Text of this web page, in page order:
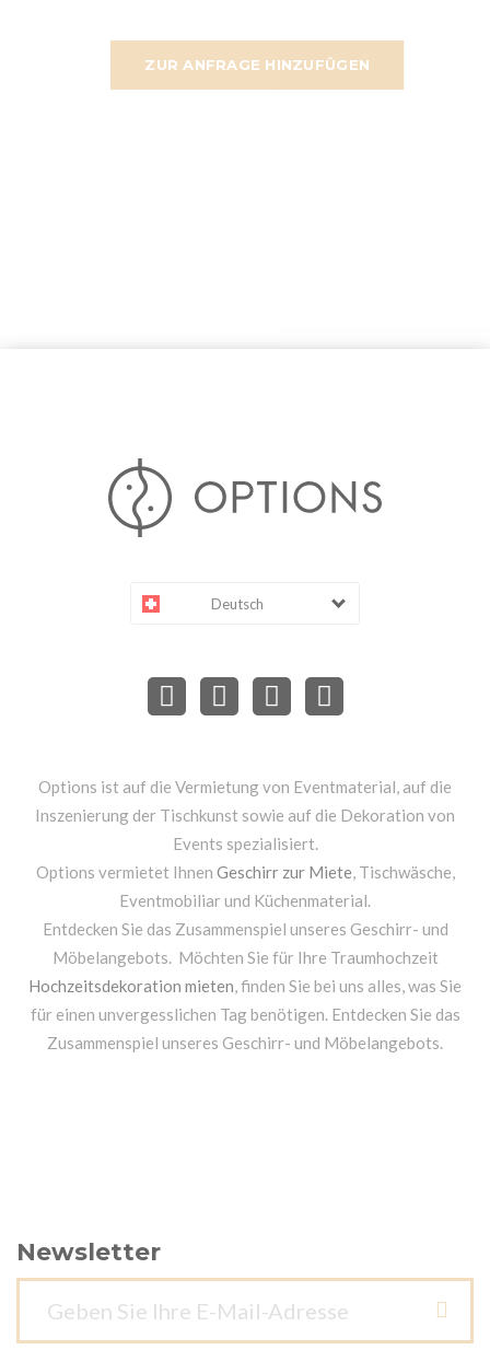
ZUR ANFRAGE HINZUFÜGEN
Deutsch
Options ist auf die Vermietung von Eventmaterial, auf die
Inszenierung der Tischkunst sowie auf die Dekoration von
Events spezialisiert.
Options vermietet Ihnen Geschirr zur Miete, Tischwäsche,
Eventmobiliar und Küchenmaterial.
Entdecken Sie das Zusammenspiel unseres Geschirr- und
Möbelangebots. Möchten Sie für Ihre Traumhochzeit
Hochzeitsdekoration mieten, finden Sie bei uns alles, was Sie
für einen unvergesslichen Tag benötigen. Entdecken Sie das
Zusammenspiel unseres Geschirr- und Möbelangebots.
Newsletter